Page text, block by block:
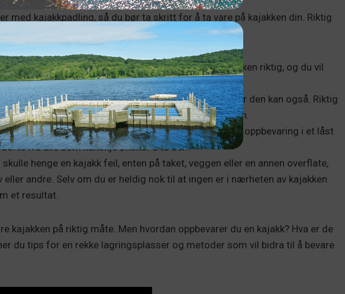
med kajakkpadling, så du bør ta skritt for å ta vare på kajakken din. Riktig
lenger fordi den vil:
snø og sol kan alle påvirke kajakken. Oppbevar kajakken riktig, og du vil
og andre problemer som været kan forårsake.
Mens elementene kan skade kajakken din, slik du lagrer den kan også. Riktig
forvrengning og annen skade på sidene eller bunnen.
være sikker på å beskytte kajakken mot tyveri. Riktig oppbevaring i et låst
fra alle som kanskje ønsker å ta den.
skulle henge en kajakk feil, enten på taket, veggen eller en annen overflate,
andre. Selv om du er heldig nok til at ingen er i nærheten av kajakken
et resultat.
kajakken på riktig måte. Men hvordan oppbevarer du en kajakk? Hva er de
du tips for en rekke lagringsplasser og metoder som vil bidra til å bevare